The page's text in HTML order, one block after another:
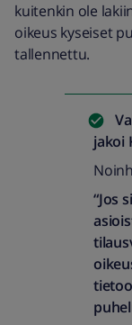
kuitenkin ole
oikeus kyseiset
tallennettu.
jakoi
“Jos